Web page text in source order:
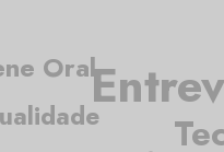
Oral